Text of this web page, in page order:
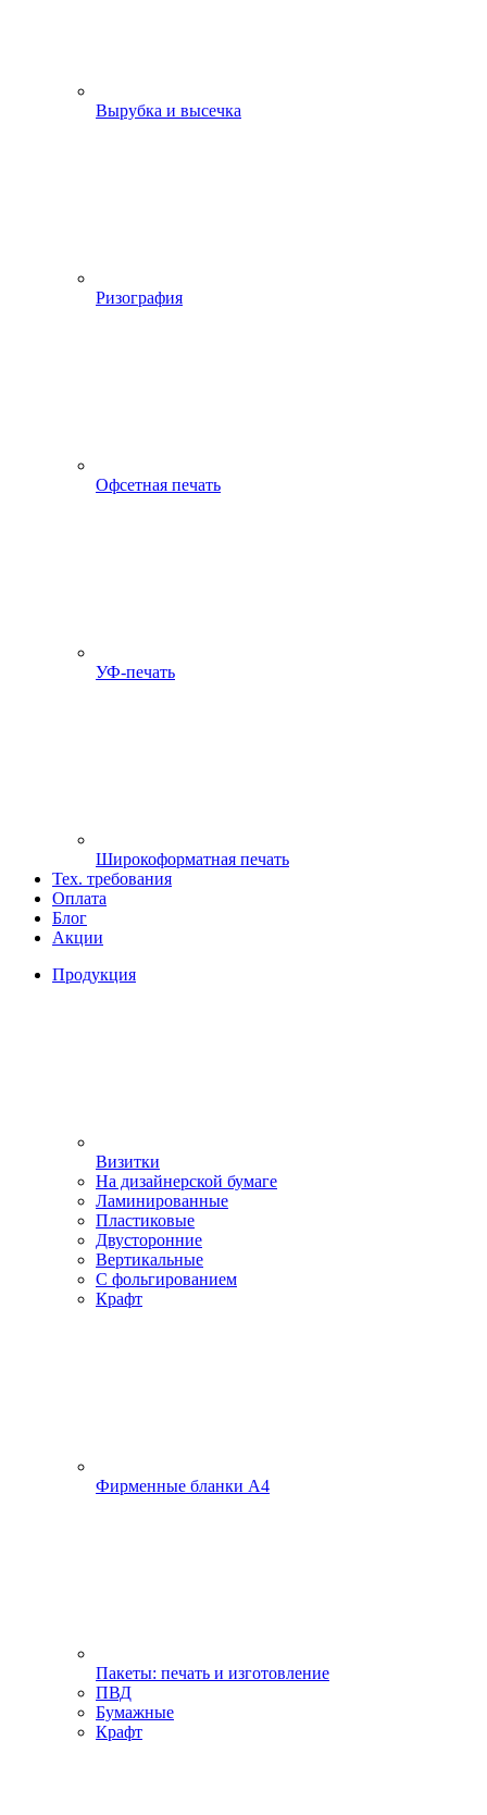
Вырубка и высечка
Ризография
Офсетная печать
УФ-печать
Широкоформатная печать
Тех. требования
Оплата
Блог
Акции
Продукция
Визитки
На дизайнерской бумаге
Ламинированные
Пластиковые
Двусторонние
Вертикальные
С фольгированием
Крафт
Фирменные бланки А4
Пакеты: печать и изготовление
ПВД
Бумажные
Крафт